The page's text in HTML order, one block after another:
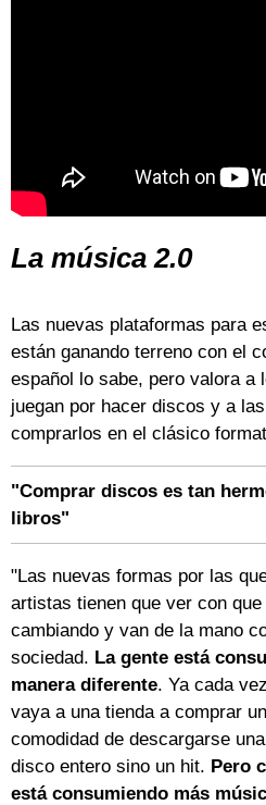
La música 2.0
Las nuevas plataformas para
están ganando terreno con el
español lo sabe, pero valora a
juegan por hacer discos y a
comprarlos en el clásico
"Comprar discos es tan
libros"
"Las nuevas formas por las
artistas tienen que ver con
cambiando y van de la mano
sociedad. La gente está
manera diferente. Ya cada
vaya a una tienda a comprar
comodidad de descargarse
disco entero sino un hit. Pero
está consumiendo más